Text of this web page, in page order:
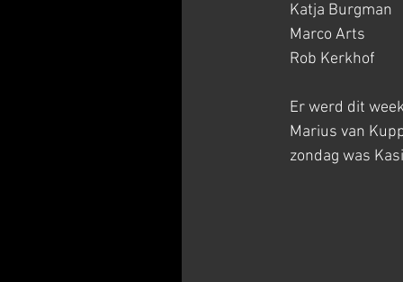
Katja Burgman
Marco Arts
Rob Kerkhof
Er werd dit
Marius van
zondag was